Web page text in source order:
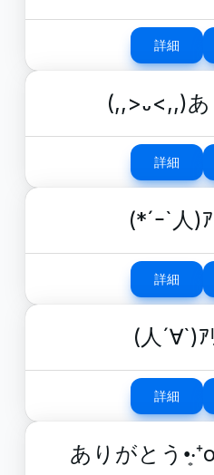
詳細
(,,>᎑<,,)あ
詳細
(*´ｰ`人)
詳細
(人´∀`)ｱ
詳細
ありがとう